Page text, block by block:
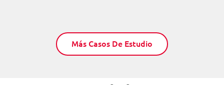
Más Casos De Estudio